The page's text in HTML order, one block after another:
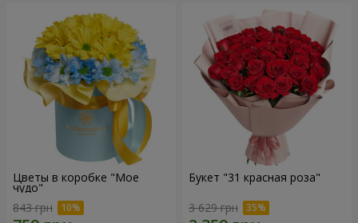
Цветы в коробке "Мое
чудо"
843 грн
Букет "31 красная роза"
3 629 грн